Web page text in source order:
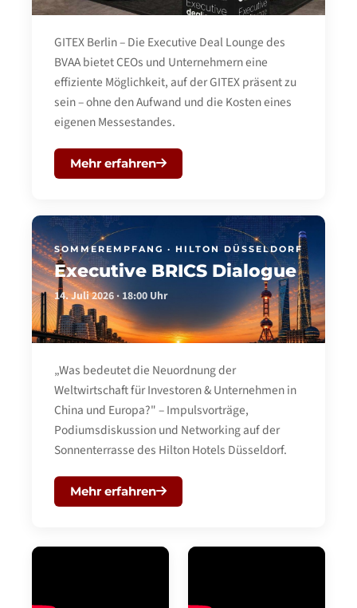
GITEX Berlin – Die Executive Deal Lounge des
BVAA bietet CEOs und Unternehmern eine
effiziente Möglichkeit, auf der GITEX präsent zu
sein – ohne den Aufwand und die Kosten eines
eigenen Messestandes.
Mehr erfahren
SOMMEREMPFANG · HILTON DÜSSELDORF
Executive BRICS Dialogue
14. Juli 2026 · 18:00 Uhr
„Was bedeutet die Neuordnung der
Weltwirtschaft für Investoren & Unternehmen in
China und Europa?" – Impulsvorträge,
Podiumsdiskussion und Networking auf der
Sonnenterrasse des Hilton Hotels Düsseldorf.
Mehr erfahren